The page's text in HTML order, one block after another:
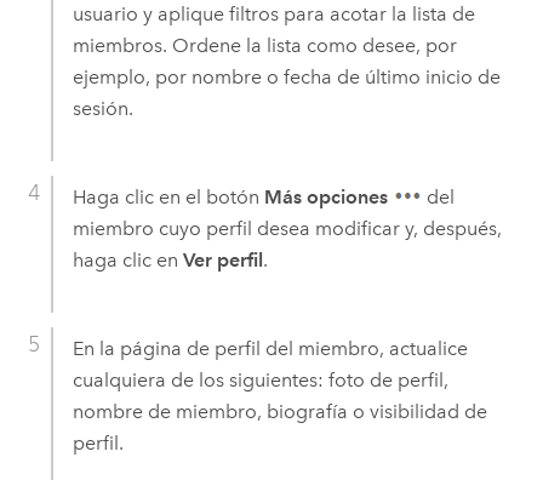
usuario y aplique filtros para acotar la lista de
miembros. Ordene la lista como desee, por
ejemplo, por nombre o fecha de último inicio de
sesión.
Haga clic en el botón Más opciones
del
miembro cuyo perfil desea modificar y, después,
haga clic en Ver perfil.
En la página de perfil del miembro, actualice
cualquiera de los siguientes: foto de perfil,
nombre de miembro, biografía o visibilidad de
perfil.